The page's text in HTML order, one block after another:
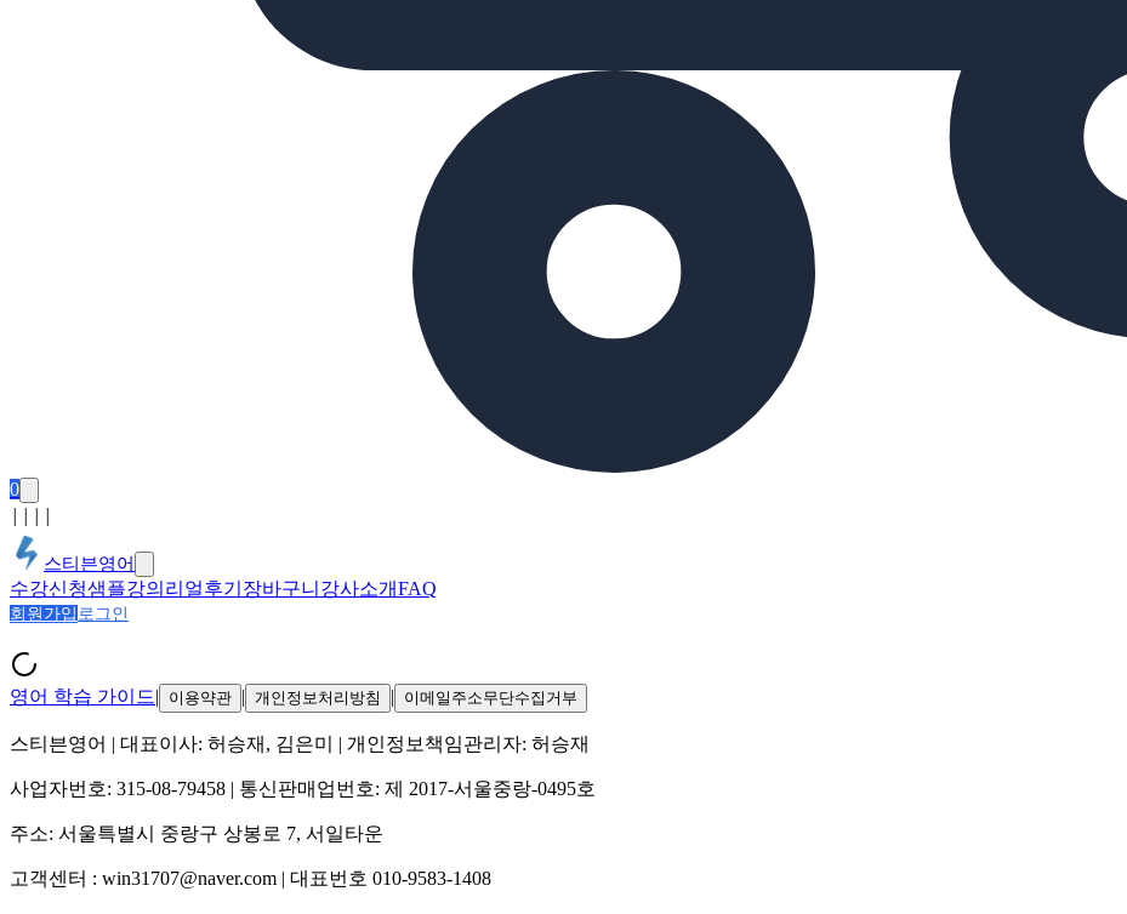
0
스티븐영어
수강신청샘플강의 리얼후기 장바구니 강사소개FAQ
회원가입 로그인
영어 학습 가이드| 이용약관 | 개인정보처리방침 | 이메일주소무단수집거부
스티븐영어 | 대표이사: 허승재, 김은미 | 개인정보책임관리자: 허승재
사업자번호: 315-08-79458 | 통신판매업번호: 제 2017-서울중랑-0495호
주소: 서울특별시 중랑구 상봉로 7, 서일타운
고객센터 : win31707@naver.com | 대표번호 010-9583-1408